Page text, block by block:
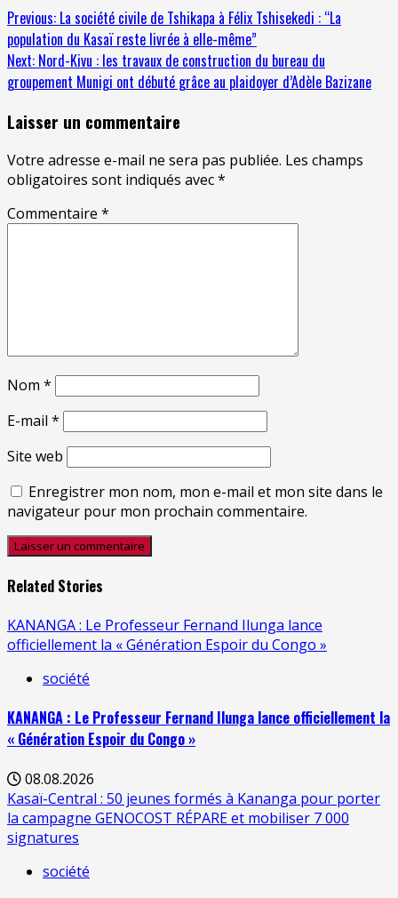
Previous: La société civile de Tshikapa à Félix Tshisekedi : “La
population du Kasaï reste livrée à elle-même”
Next: Nord-Kivu : les travaux de construction du bureau du
groupement Munigi ont débuté grâce au plaidoyer d’Adèle Bazizane
Laisser un commentaire
Votre adresse e-mail ne sera pas publiée. Les champs
obligatoires sont indiqués avec*
Commentaire *
Nom *
E-mail *
Site web
Enregistrer mon nom, mon e-mail et mon site dans le
navigateur pour mon prochain commentaire.
Related Stories
KANANGA : Le Professeur Fernand Ilunga lance
officiellement la « Génération Espoir du Congo »
société
KANANGA : Le Professeur Fernand Ilunga lance officiellement la
« Génération Espoir du Congo »
08.08.2026
Kasaï-Central : 50 jeunes formés à Kananga pour porter
la campagne GENOCOST RÉPARE et mobiliser 7 000
signatures
société